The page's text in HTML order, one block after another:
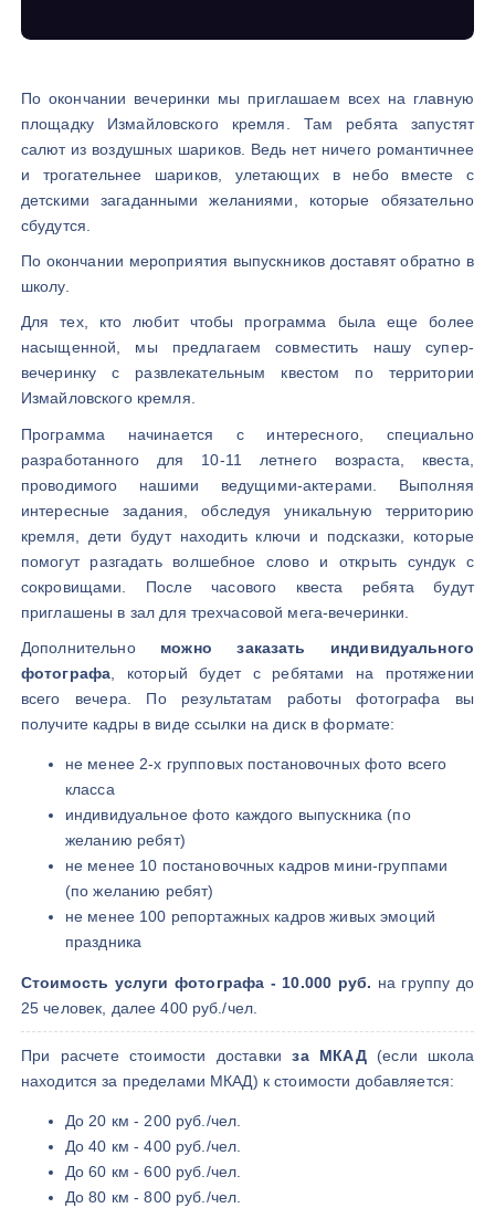
По окончании вечеринки мы приглашаем всех на главную
площадку Измайловского кремля. Там ребята запустят
салют из воздушных шариков. Ведь нет ничего романтичнее
и трогательнее шариков, улетающих в небо вместе с
детскими загаданными желаниями, которые обязательно
сбудутся.
По окончании мероприятия выпускников доставят обратно в
школу.
Для тех, кто любит чтобы программа была еще более
насыщенной, мы предлагаем совместить нашу супер-
вечеринку с развлекательным квестом по территории
Измайловского кремля.
Программа начинается с интересного, специально
разработанного для 10-11 летнего возраста, квеста,
проводимого нашими ведущими-актерами. Выполняя
интересные задания, обследуя уникальную территорию
кремля, дети будут находить ключи и подсказки, которые
помогут разгадать волшебное слово и открыть сундук с
сокровищами. После часового квеста ребята будут
приглашены в зал для трехчасовой мега-вечеринки.
Дополнительно можно заказать индивидуального
фотографа , который будет с ребятами на протяжении
всего вечера. По результатам работы фотографа вы
получите кадры в виде ссылки на диск в формате:
не менее 2-х групповых постановочных фото всего
класса
индивидуальное фото каждого выпускника (по
желанию ребят)
не менее 10 постановочных кадров мини-группами
(по желанию ребят)
не менее 100 репортажных кадров живых эмоций
праздника
Стоимость услуги фотографа - 10.000 руб. на группу до
25 человек, далее 400 руб./чел.
При расчете стоимости доставкиза МКАД(если школа
находится за пределами МКАД) к стоимости добавляется:
До 20 км - 200 руб./чел.
До 40 км - 400 руб./чел.
До 60 км - 600 руб./чел.
До 80 км - 800 руб./чел.